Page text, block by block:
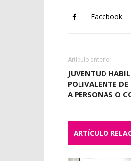
Facebook
Artículo anterior
JUVENTUD
POLIVALENTE
A PERSONAS O
ARTÍCULO